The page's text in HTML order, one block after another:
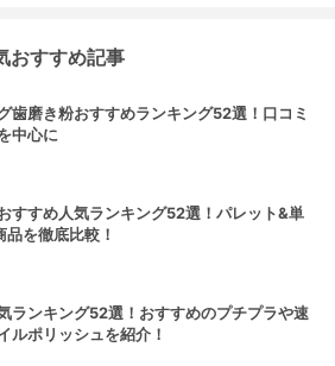
おすすめ記事
歯磨き粉おすすめランキング52選！口コミ
中心に
すすめ人気ランキング52選！パレット&単
を徹底比較！
ランキング52選！おすすめのプチプラや速
ルポリッシュを紹介！